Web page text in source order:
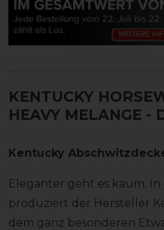
KENTUCKY
HEAVY MELANGE -
Kentucky
Eleganter geht es kaum.
produziert der Hersteller
dem ganz besonderen